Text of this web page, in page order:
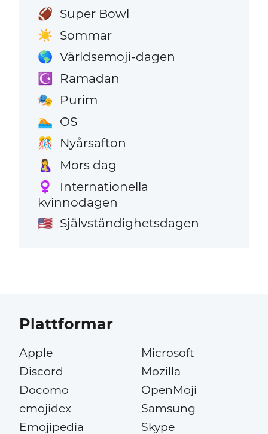
🏈 Super Bowl
☀️ Sommar
🌎 Världsemoji-dagen
☪️ Ramadan
🎭 Purim
🏊 OS
🎊 Nyårsafton
🤱 Mors dag
♀️
Internationella
kvinnodagen
🇺🇸 Självständighetsdagen
Plattformar
Apple
Discord
Docomo
emojidex
Emojipedia
Microsoft
Mozilla
OpenMoji
Samsung
Skype